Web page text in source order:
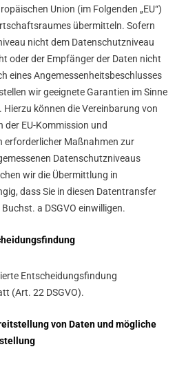
Union (im Folgenden „EU“)
übermitteln. Sofern
nicht dem Datenschutzniveau
oder der Empfänger der Daten nicht
eines Angemessenheitsbeschlusses
wir geeignete Garantien im Sinne
Hierzu können die Vereinbarung von
EU-Kommission und
erforderlicher Maßnahmen zur
Datenschutzniveaus
wir die Übermittlung in
dass Sie in diesen Datentransfer
a DSGVO einwilligen.
Entscheidungsfindung
(Art. 22 DSGVO).
von Daten und mögliche